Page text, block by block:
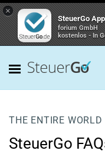
×
SteuerGo App
forium GmbH
kostenlos - In
THE ENTIRE
SteuerGo